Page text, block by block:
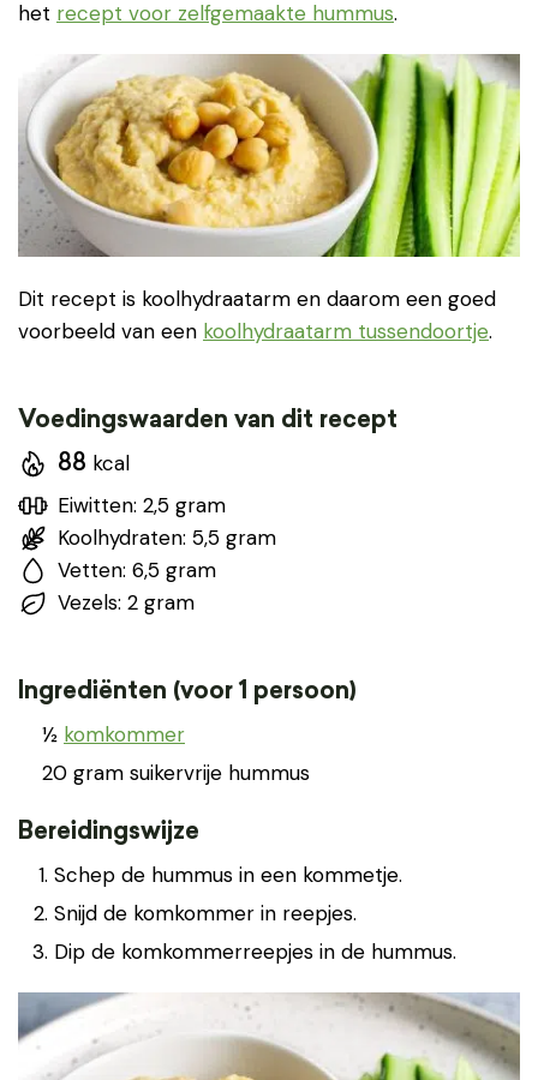
het recept voor zelfgemaakte hummus.
Dit recept is koolhydraatarm en daarom een goed
voorbeeld van een koolhydraatarm tussendoortje.
Voedingswaarden van dit recept
88 kcal
Eiwitten: 2,5 gram
Koolhydraten: 5,5 gram
Vetten: 6,5 gram
Vezels: 2 gram
Ingrediënten (voor 1 persoon)
½ komkommer
20 gram suikervrije hummus
Bereidingswijze
Schep de hummus in een kommetje.
Snijd de komkommer in reepjes.
Dip de komkommerreepjes in de hummus.